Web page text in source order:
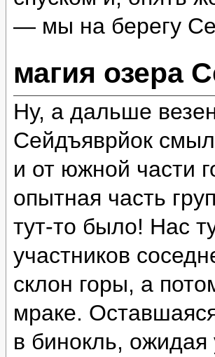
— мы на берегу
магия озера
Ну, а дальше
Сейдъяврйок
и от южной части
опытная часть
тут-то было! Нас
участников
склон горы, а
мраке.
в бинокль,